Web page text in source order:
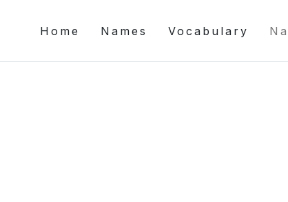
Home Names Vocabulary